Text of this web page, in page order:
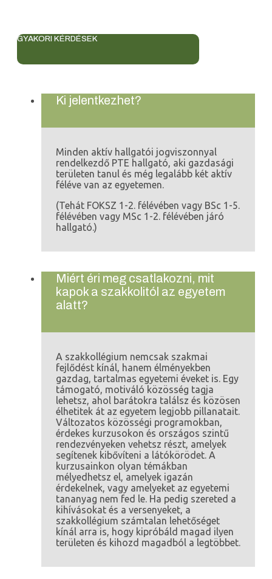
GYAKORI KÉRDÉSEK
Ki jelentkezhet?
Minden aktív hallgatói jogviszonnyal
rendelkezdő PTE hallgató, aki gazdasági
területen tanul és még legalább két aktív
féléve van az egyetemen.
(Tehát FOKSZ 1-2. félévében vagy BSc 1-5.
félévében vagy MSc 1-2. félévében járó
hallgató.)
Miért éri meg csatlakozni, mit
kapok a szakkolitól az egyetem
alatt?
A szakkollégium nemcsak szakmai
fejlődést kínál, hanem élményekben
gazdag, tartalmas egyetemi éveket is. Egy
támogató, motiváló közösség tagja
lehetsz, ahol barátokra találsz és közösen
élhetitek át az egyetem legjobb pillanatait.
Változatos közösségi programokban,
érdekes kurzusokon és országos szintű
rendezvényeken vehetsz részt, amelyek
segítenek kibővíteni a látókörödet. A
kurzusainkon olyan témákban
mélyedhetsz el, amelyek igazán
érdekelnek, vagy amelyeket az egyetemi
tananyag nem fed le. Ha pedig szereted a
kihívásokat és a versenyeket, a
szakkollégium számtalan lehetőséget
kínál arra is, hogy kipróbáld magad ilyen
területen és kihozd magadból a legtöbbet.